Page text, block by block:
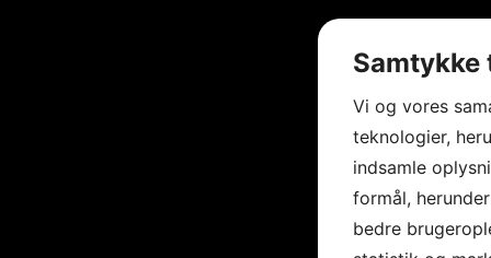
Vi og vores
teknologier,
indsamle
formål,
bedre